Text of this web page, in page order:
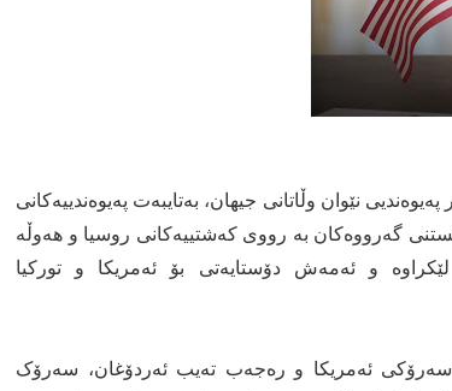
نێوان وڵاتانی جیھان، بەتایبەت پەیوەندییەکانی
گەرووەکان بە رووی کەشتییەکانی روسیا و ھەوڵە
و ئەمەش دۆستایەتی بۆ ئەمریکا و تورکیا
سەرۆکی ئەمریکا و رەجەب تەیب ئەردۆغان، سەرۆک